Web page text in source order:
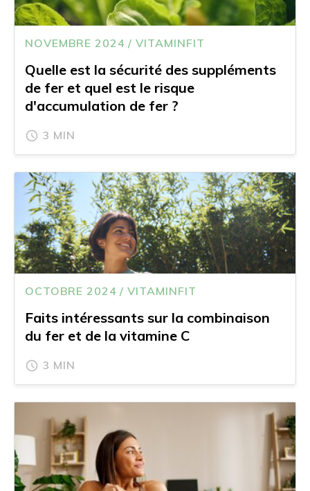
NOVEMBRE 2024 / VITAMINFIT
Quelle est la sécurité des suppléments
de fer et quel est le risque
d'accumulation de fer ?
3 MIN
OCTOBRE 2024 / VITAMINFIT
Faits intéressants sur la combinaison
du fer et de la vitamine C
3 MIN